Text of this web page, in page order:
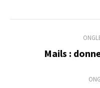
Mails :